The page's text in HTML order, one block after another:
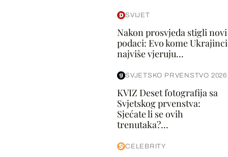
SVIJET
Nakon prosvjeda stigli novi
podaci: Evo kome Ukrajinci
najviše vjeruju...
SVJETSKO PRVENSTVO 2026
KVIZ Deset fotografija sa
Svjetskog prvenstva:
Sjećate li se ovih
trenutaka?...
CELEBRITY